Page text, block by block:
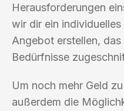
Herausforderungen
wir dir ein
Angebot erstellen,
Bedürfnisse
Um noch mehr Geld
außerdem die